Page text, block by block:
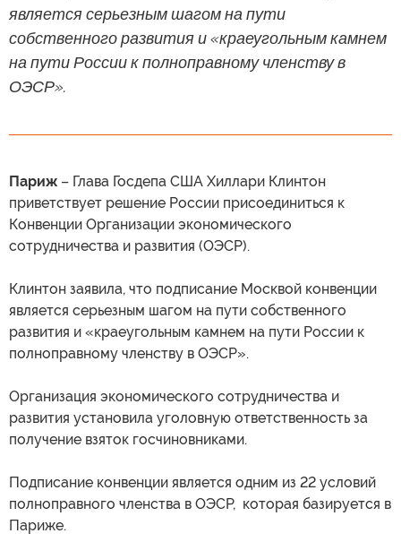
является серьезным шагом на пути
собственного развития и «краеугольным камнем
на пути России к полноправному членству в
ОЭСР».
Париж – Глава Госдепа США Хиллари Клинтон
приветствует решение России присоединиться к
Конвенции Организации экономического
сотрудничества и развития (ОЭСР).
Клинтон заявила, что подписание Москвой конвенции
является серьезным шагом на пути собственного
развития и «краеугольным камнем на пути России к
полноправному членству в ОЭСР».
Организация экономического сотрудничества и
развития установила уголовную ответственность за
получение взяток госчиновниками.
Подписание конвенции является одним из 22 условий
полноправного членства в ОЭСР, которая базируется в
Париже.